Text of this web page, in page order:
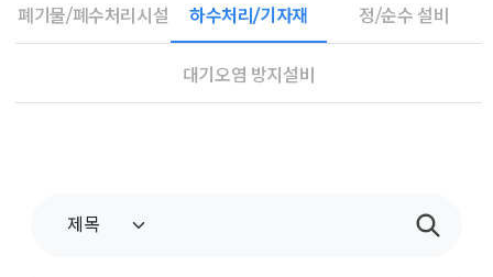
폐기물/폐수처리시설 하수처리/기자재 정/순수 설비
대기오염 방지설비